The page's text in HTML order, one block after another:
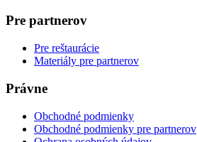
Pre partnerov
Pre reštaurácie
Materiály pre partnerov
Právne
Obchodné podmienky
Obchodné podmienky pre partnerov